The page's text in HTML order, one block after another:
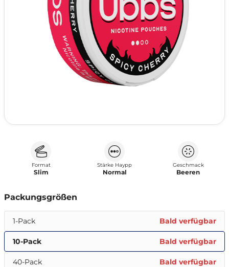
Format
Slim
Stärke Haypp
Normal
Geschmack
Beeren
Packungsgrößen
1-Pack Bald verfügbar
10-Pack Bald verfügbar
40-Pack Bald verfügbar